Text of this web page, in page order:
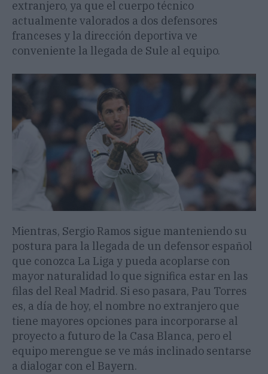
extranjero, ya que el cuerpo técnico
actualmente valorados a dos defensores
franceses y la dirección deportiva ve
conveniente la llegada de Sule al equipo.
Mientras, Sergio Ramos sigue manteniendo su
postura para la llegada de un defensor español
que conozca La Liga y pueda acoplarse con
mayor naturalidad lo que significa estar en las
filas del Real Madrid. Si eso pasara, Pau Torres
es, a día de hoy, el nombre no extranjero que
tiene mayores opciones para incorporarse al
proyecto a futuro de la Casa Blanca, pero el
equipo merengue se ve más inclinado sentarse
a dialogar con el Bayern.